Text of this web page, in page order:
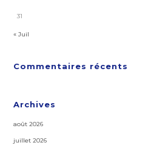
31
« Juil
Commentaires récents
Archives
août 2026
juillet 2026